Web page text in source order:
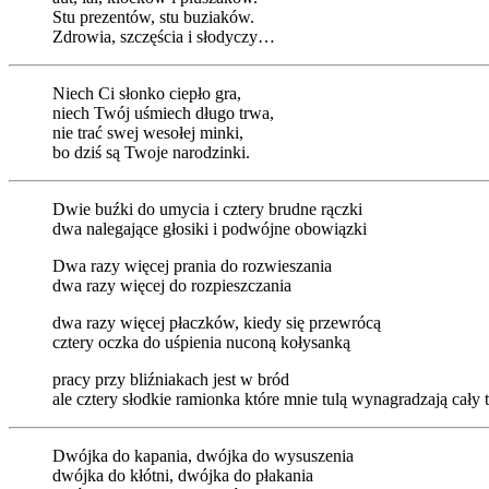
Stu prezentów, stu buziaków.
Zdrowia, szczęścia i słodyczy…
Niech Ci słonko ciepło gra,
niech Twój uśmiech długo trwa,
nie trać swej wesołej minki,
bo dziś są Twoje narodzinki.
Dwie buźki do umycia i cztery brudne rączki
dwa nalegające głosiki i podwójne obowiązki
Dwa razy więcej prania do rozwieszania
dwa razy więcej do rozpieszczania
dwa razy więcej płaczków, kiedy się przewrócą
cztery oczka do uśpienia nuconą kołysanką
pracy przy bliźniakach jest w bród
ale cztery słodkie ramionka które mnie tulą wynagradzają cały
Dwójka do kapania, dwójka do wysuszenia
dwójka do kłótni, dwójka do płakania